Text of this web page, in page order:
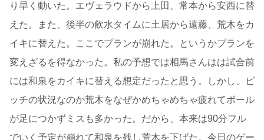
り早く動いた。エヴェラウドから上田、常本から安西に替
えた。また、後半の飲水タイムに土居から遠藤、荒木をカ
イキに替えた。ここでプランが崩れた。というかプランを
変えざるを得なかった。私の予想では相馬さんはは試合前
には和泉をカイキに替える想定だったと思う。しかし、ピ
ッチの状況なのか荒木をなぜかめちゃめちゃ疲れてボール
が足につかずミスも多かった。だから、本来は90分フル
でいく予定が崩れて和泉を残し荒木を下げた。今日のゲー